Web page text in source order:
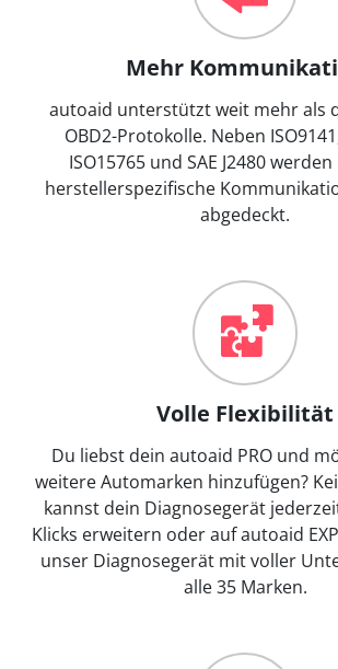
Mehr
autoaid unterstützt weit mehr als
OBD2-Protokolle. Neben
ISO15765 und SAE J2480
herstellerspezifische
abgedeckt.
Volle Flexibilität
Du liebst dein autoaid PRO und
weitere Automarken hinzufügen?
kannst dein Diagnosegerät
Klicks erweitern oder auf autoaid
unser Diagnosegerät mit voller
alle 35 Marken.